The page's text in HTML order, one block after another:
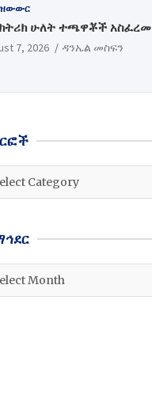
ሁለት ተጫዋቾች አስፈረመ
7, 2026 ዳንኤል መስፍን